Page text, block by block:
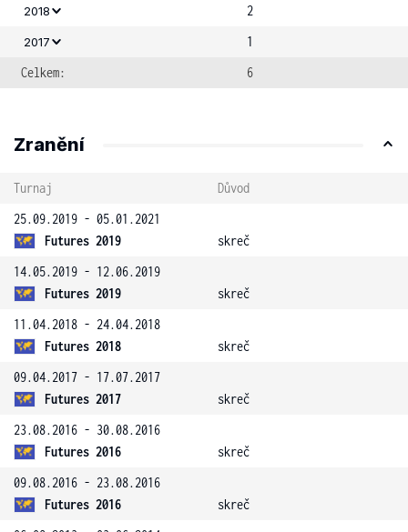
2018 2
2017
1
Celkem:
6
Zranění
Turnaj
Důvod
25.09.2019 - 05.01.2021
Futures 2019
skreč
14.05.2019 - 12.06.2019
Futures 2019
skreč
11.04.2018 - 24.04.2018
Futures 2018
skreč
09.04.2017 - 17.07.2017
Futures 2017
skreč
23.08.2016 - 30.08.2016
Futures 2016
skreč
09.08.2016 - 23.08.2016
Futures 2016
skreč